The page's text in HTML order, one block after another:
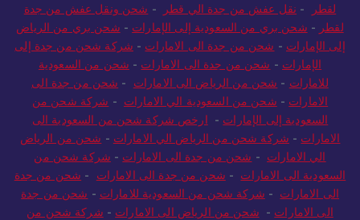
لقطر
- نقل عفش من جدة الي قطر - شحن ونقل عفش من جدة
لقطر - شحن بري من السعودية إلى الإمارات - شحن بري من الرياض
إلى الإمارات - شحن من جدة الى الامارات - شركة شحن من جدة إلى
الإمارات - شحن من جدة الى الامارات - شحن من السعودية
للامارات - شحن من الرياض الى الامارات - شحن من جدة الى
الامارات - شحن من السعودية الي الامارات - شركة شحن من
السعودية إلى الإمارات - ارخص شركة شحن من السعودية الى
الامارات - شركة شحن من الرياض الي الامارات - شحن من الرياض
الي الامارات - شحن من جدة الى الامارات - شركة شحن من
السعودية الى الامارات - شحن من جدة الى الامارات - شحن من جدة
الى الامارات - شركة شحن من السعودية للامارات - شحن من جدة
الى الامارات - شحن من الرياض الى الامارات - شركة شحن من